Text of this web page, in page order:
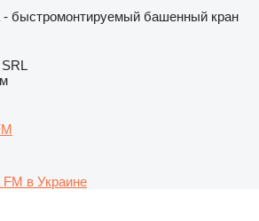
- быстромонтируемый башенный кран
FM в Украине